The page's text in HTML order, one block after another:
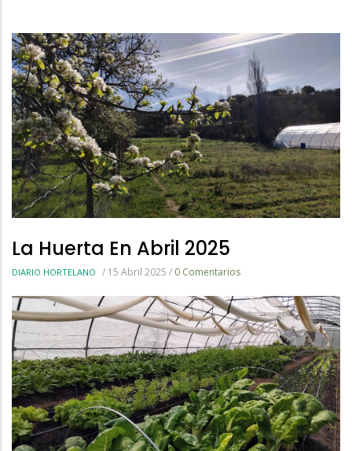
La
Navegación
La Huerta En Abril 2025
DIARIO HORTELANO / 15 Abril 2025 / 0 Comentarios